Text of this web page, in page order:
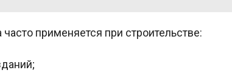
применяется при строительстве: